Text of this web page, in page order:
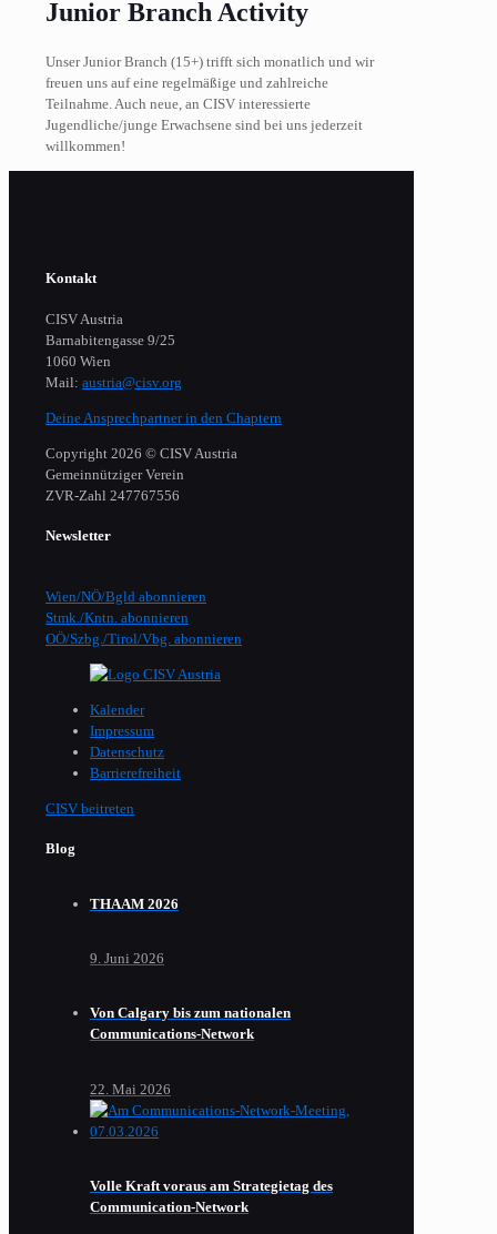
Junior Branch Activity
Unser Junior Branch (15+) trifft sich monatlich und wir
freuen uns auf eine regelmäßige und zahlreiche
Teilnahme. Auch neue, an CISV interessierte
Jugendliche/junge Erwachsene sind bei uns jederzeit
willkommen!
Kontakt
CISV Austria
Barnabitengasse 9/25
1060 Wien
Mail: austria@cisv.org
Deine Ansprechpartner in den Chaptern
Copyright 2026 © CISV Austria
Gemeinnütziger Verein
​ZVR-Zahl 247767556
Newsletter
Wien/NÖ/Bgld abonnieren
Stmk./Kntn. abonnieren
OÖ/Szbg./Tirol/Vbg. abonnieren
Kalender
Impressum
Datenschutz
Barrierefreiheit
CISV beitreten
Blog
THAAM 2026
9. Juni 2026
Von Calgary bis zum nationalen
Communications-Network
22. Mai 2026
Volle Kraft voraus am Strategietag des
Communication-Network